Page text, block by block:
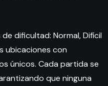
dificultad: Normal, Difícil
ubicaciones con
únicos. Cada partida se
que ninguna